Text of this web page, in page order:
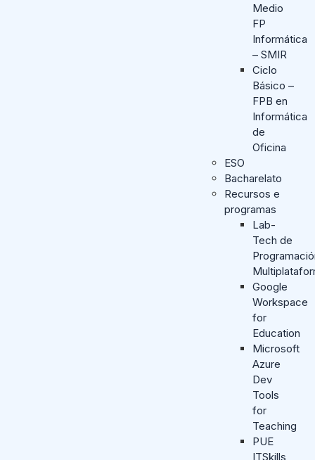
Medio
FP
Informática
– SMIR
Ciclo
Básico –
FPB en
Informática
de
Oficina
ESO
Bacharelato
Recursos e
programas
Lab-
Tech de
Google
Workspace
for
Education
Microsoft
Azure
Dev
Tools
for
Teaching
PUE
ITSkills